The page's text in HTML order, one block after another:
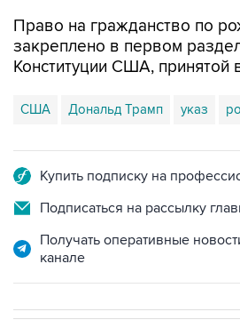
Право на гражданство по
закреплено в первом
Конституции США, принятой
США Дональд Трамп указ
Купить подписку на
Подписаться на рассылку
Получать оперативные
канале